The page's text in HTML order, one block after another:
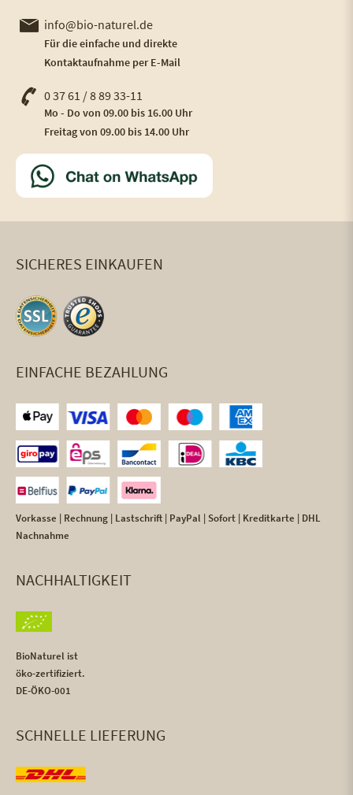
info@bio-naturel.de
Für die einfache und direkte
Kontaktaufnahme per E-Mail
0 37 61 / 8 89 33-11
Mo - Do von 09.00 bis 16.00 Uhr
Freitag von 09.00 bis 14.00 Uhr
SICHERES EINKAUFEN
EINFACHE BEZAHLUNG
Vorkasse | Rechnung | Lastschrift | PayPal | Sofort | Kreditkarte | DHL
Nachnahme
NACHHALTIGKEIT
BioNaturel ist
öko-zertifiziert.
DE-ÖKO-001
SCHNELLE LIEFERUNG